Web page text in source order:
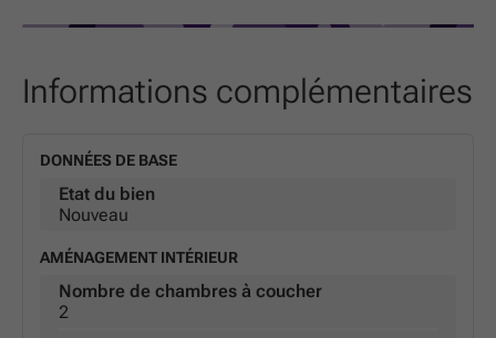
Informations complémentaires
DONNÉES DE BASE
Etat du bien
Nouveau
AMÉNAGEMENT INTÉRIEUR
Nombre de chambres à coucher
2